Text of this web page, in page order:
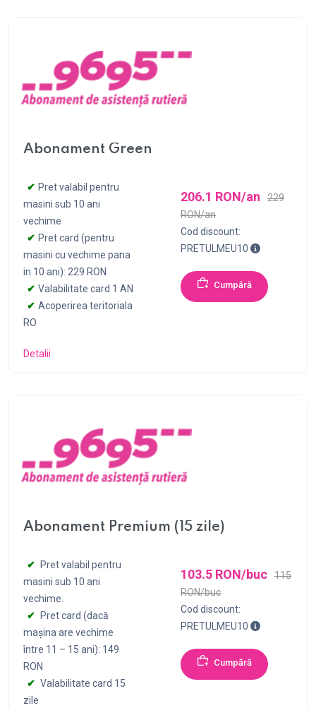
Abonament Green
Pret valabil pentru
masini sub 10 ani
vechime
Pret card (pentru
masini cu vechime pana
in 10 ani): 229 RON
Valabilitate card 1 AN
Acoperirea teritoriala
RO
Detalii
206.1 RON/an
229
RON/an
Cod discount:
PRETULMEU10
Pentru
Cumpără
Abonament Premium (15 zile)
Pret valabil pentru
masini sub 10 ani
vechime.
Pret card (dacă
mașina are vechime
între 11 – 15 ani): 149
RON
Valabilitate card 15
zile
103.5 RON/buc
115
RON/buc
Cod discount:
PRETULMEU10
Pentru
Cumpără